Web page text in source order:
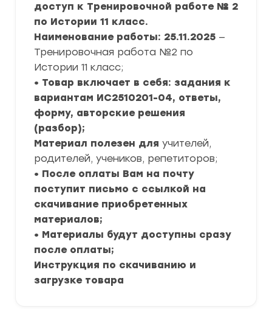
доступ к Тренировочной работе № 2
по Истории 11 класс.
Наименование работы: 25.11.2025 —
Тренировочная работа №2 по
Истории 11 класс;
• Товар включает в себя: задания к
вариантам ИС2510201-04, ответы,
форму, авторские решения
(разбор);
Материал полезен для учителей,
родителей, учеников, репетиторов;
• После оплаты Вам на почту
поступит письмо с ссылкой на
скачивание приобретенных
материалов;
• Материалы будут доступны сразу
после оплаты;
Инструкция по скачиванию и
загрузке товара